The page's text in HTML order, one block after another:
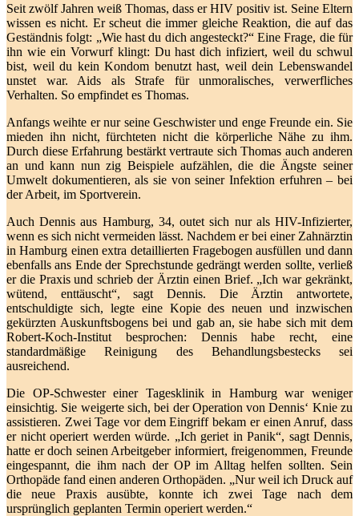
Seit zwölf Jahren weiß Thomas, dass er HIV positiv ist. Seine Eltern
wissen es nicht. Er scheut die immer gleiche Reaktion, die auf das
Geständnis folgt: „Wie hast du dich angesteckt?“ Eine Frage, die für
ihn wie ein Vorwurf klingt: Du hast dich infiziert, weil du schwul
bist, weil du kein Kondom benutzt hast, weil dein Lebenswandel
unstet war. Aids als Strafe für unmoralisches, verwerfliches
Verhalten. So empfindet es Thomas.
Anfangs weihte er nur seine Geschwister und enge Freunde ein. Sie
mieden ihn nicht, fürchteten nicht die körperliche Nähe zu ihm.
Durch diese Erfahrung bestärkt vertraute sich Thomas auch anderen
an und kann nun zig Beispiele aufzählen, die die Ängste seiner
Umwelt dokumentieren, als sie von seiner Infektion erfuhren – bei
der Arbeit, im Sportverein.
Auch Dennis aus Hamburg, 34, outet sich nur als HIV-Infizierter,
wenn es sich nicht vermeiden lässt. Nachdem er bei einer Zahnärztin
in Hamburg einen extra detaillierten Fragebogen ausfüllen und dann
ebenfalls ans Ende der Sprechstunde gedrängt werden sollte, verließ
er die Praxis und schrieb der Ärztin einen Brief. „Ich war gekränkt,
wütend, enttäuscht“, sagt Dennis. Die Ärztin antwortete,
entschuldigte sich, legte eine Kopie des neuen und inzwischen
gekürzten Auskunftsbogens bei und gab an, sie habe sich mit dem
Robert-Koch-Institut besprochen: Dennis habe recht, eine
standardmäßige Reinigung des Behandlungsbestecks sei
ausreichend.
Die OP-Schwester einer Tagesklinik in Hamburg war weniger
einsichtig. Sie weigerte sich, bei der Operation von Dennis‘ Knie zu
assistieren. Zwei Tage vor dem Eingriff bekam er einen Anruf, dass
er nicht operiert werden würde. „Ich geriet in Panik“, sagt Dennis,
hatte er doch seinen Arbeitgeber informiert, freigenommen, Freunde
eingespannt, die ihm nach der OP im Alltag helfen sollten. Sein
Orthopäde fand einen anderen Orthopäden. „Nur weil ich Druck auf
die neue Praxis ausübte, konnte ich zwei Tage nach dem
ursprünglich geplanten Termin operiert werden.“